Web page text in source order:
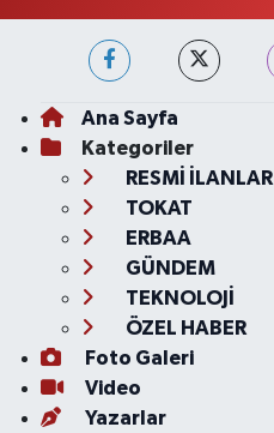
Ana Sayfa
Kategoriler
RESMİ İLANLAR
TOKAT
ERBAA
GÜNDEM
TEKNOLOJİ
ÖZEL HABER
Foto Galeri
Video
Yazarlar